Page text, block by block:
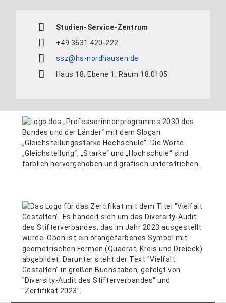
Studien-Service-Zentrum
+49 3631 420-222
ssz@hs-nordhausen.de
Haus 18, Ebene 1, Raum 18.0105